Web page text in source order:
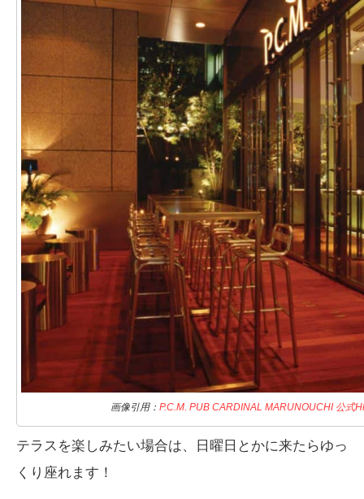
画像引用： P.C.M. PUB CARDINAL MARUNOUCHI 公式
テラスを楽しみたい場合は、日曜日とかに来たらゆっ
くり座れます！